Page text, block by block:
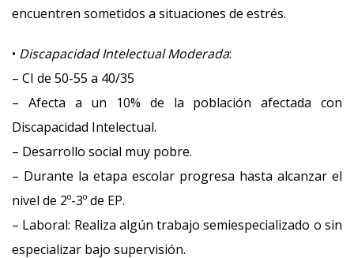
encuentren sometidos a situaciones de estrés.
• Discapacidad Intelectual Moderada:
– CI de 50-55 a 40/35
– Afecta a un 10% de la población afectada con
Discapacidad Intelectual.
– Desarrollo social muy pobre.
– Durante la etapa escolar progresa hasta alcanzar el
nivel de 2º-3º de EP.
– Laboral: Realiza algún trabajo semiespecializado o sin
especializar bajo supervisión.